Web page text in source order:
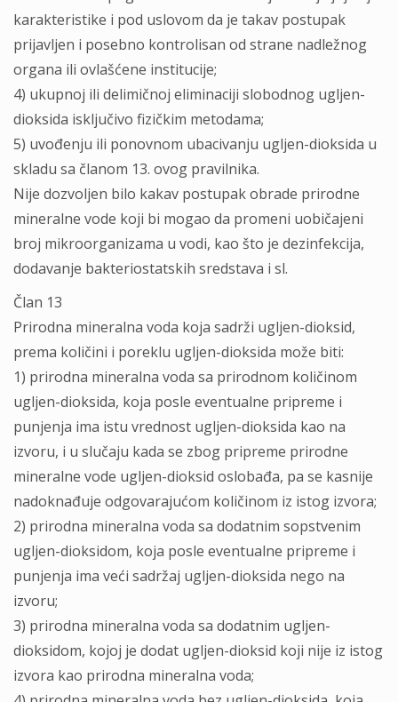
karakteristike i pod uslovom da je takav postupak
prijavljen i posebno kontrolisan od strane nadležnog
organa ili ovlašćene institucije;
4) ukupnoj ili delimičnoj eliminaciji slobodnog ugljen-
dioksida isključivo fizičkim metodama;
5) uvođenju ili ponovnom ubacivanju ugljen-dioksida u
skladu sa članom 13. ovog pravilnika.
Nije dozvoljen bilo kakav postupak obrade prirodne
mineralne vode koji bi mogao da promeni uobičajeni
broj mikroorganizama u vodi, kao što je dezinfekcija,
dodavanje bakteriostatskih sredstava i sl.
Član 13
Prirodna mineralna voda koja sadrži ugljen-dioksid,
prema količini i poreklu ugljen-dioksida može biti:
1) prirodna mineralna voda sa prirodnom količinom
ugljen-dioksida, koja posle eventualne pripreme i
punjenja ima istu vrednost ugljen-dioksida kao na
izvoru, i u slučaju kada se zbog pripreme prirodne
mineralne vode ugljen-dioksid oslobađa, pa se kasnije
nadoknađuje odgovarajućom količinom iz istog izvora;
2) prirodna mineralna voda sa dodatnim sopstvenim
ugljen-dioksidom, koja posle eventualne pripreme i
punjenja ima veći sadržaj ugljen-dioksida nego na
izvoru;
3) prirodna mineralna voda sa dodatnim ugljen-
dioksidom, kojoj je dodat ugljen-dioksid koji nije iz istog
izvora kao prirodna mineralna voda;